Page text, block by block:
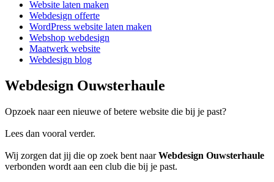
Website laten maken
Webdesign offerte
WordPress website laten maken
Webshop webdesign
Maatwerk website
Webdesign blog
Webdesign Ouwsterhaule
Opzoek naar een nieuwe of betere website die bij je past?
Lees dan vooral verder.
Wij zorgen dat jij die op zoek bent naarWebdesign Ouwsterhaule
verbonden wordt aan een club die bij je past.